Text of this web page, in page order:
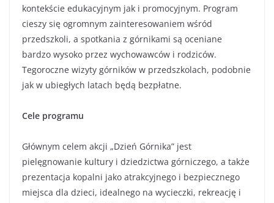
kontekście edukacyjnym jak i promocyjnym. Program
cieszy się ogromnym zainteresowaniem wśród
przedszkoli, a spotkania z górnikami są oceniane
bardzo wysoko przez wychowawców i rodziców.
Tegoroczne wizyty górników w przedszkolach, podobnie
jak w ubiegłych latach będą bezpłatne.
Cele programu
Głównym celem akcji „Dzień Górnika” jest
pielęgnowanie kultury i dziedzictwa górniczego, a także
prezentacja kopalni jako atrakcyjnego i bezpiecznego
miejsca dla dzieci, idealnego na wycieczki, rekreację i